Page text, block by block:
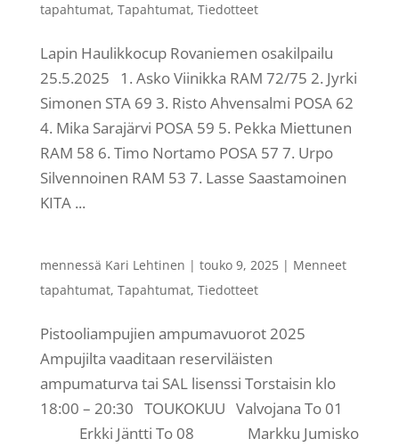
tapahtumat, Tapahtumat, Tiedotteet
Lapin Haulikkocup Rovaniemen osakilpailu
25.5.2025 1. Asko Viinikka RAM 72/75 2. Jyrki
Simonen STA 69 3. Risto Ahvensalmi POSA 62
4. Mika Sarajärvi POSA 59 5. Pekka Miettunen
RAM 58 6. Timo Nortamo POSA 57 7. Urpo
Silvennoinen RAM 53 7. Lasse Saastamoinen
KITA ...
mennessä Kari Lehtinen | touko 9, 2025| Menneet
tapahtumat, Tapahtumat, Tiedotteet
Pistooliampujien ampumavuorot 2025
Ampujilta vaaditaan reserviläisten
ampumaturva tai SAL lisenssi Torstaisin klo
18:00 – 20:30 TOUKOKUU Valvojana To 01
Erkki Jäntti To 08 Markku Jumisko